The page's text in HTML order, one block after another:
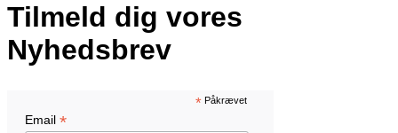
Tilmeld dig vores
Nyhedsbrev
*Påkrævet
Email *